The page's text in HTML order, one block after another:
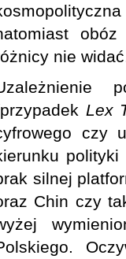
obóz
nie
Lex
czy
polityki
silnej
Chin czy